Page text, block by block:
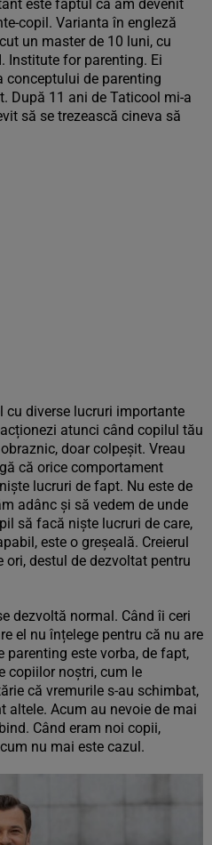
este faptul că am devenit
copil. Varianta în engleză
un master de 10 luni, cu
Institute for parenting. Ei
de parenting
După 11 ani de Taticool mi-a
să se trezească cineva să
cu diverse lucruri importante
atunci când copilul tău
doar colpeșit. Vreau
că orice comportament
lucruri de fapt. Nu este de
adânc și să vedem de unde
să facă niște lucruri de care,
este o greșeală. Creierul
ori, destul de dezvoltat pentru
dezvoltă normal. Când îi ceri
el nu înțelege pentru că nu are
este vorba, de fapt,
copiilor noștri, cum le
că vremurile s-au schimbat,
altele. Acum au nevoie de mai
Când eram noi copii,
nu mai este cazul.